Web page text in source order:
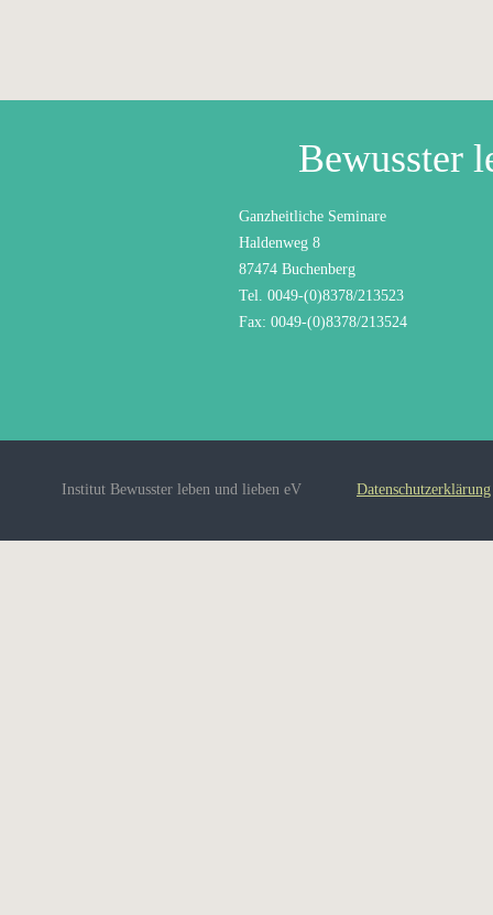
Bewusster
Ganzheitliche Seminare
Haldenweg 8
87474 Buchenberg
Tel. 0049-(0)8378/213523
Fax: 0049-(0)8378/213524
Institut Bewusster leben und lieben eV Datenschutzerklärung